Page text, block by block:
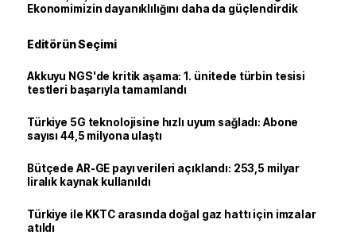
Ekonomimizin dayanıklılığını daha da güçlendirdik
Editörün Seçimi
Akkuyu NGS'de kritik aşama: 1. ünitede türbin tesisi
testleri başarıyla tamamlandı
Türkiye 5G teknolojisine hızlı uyum sağladı: Abone
sayısı 44,5 milyona ulaştı
Bütçede AR-GE payı verileri açıklandı: 253,5 milyar
liralık kaynak kullanıldı
Türkiye ile KKTC arasında doğal gaz hattı için imzalar
atıldı